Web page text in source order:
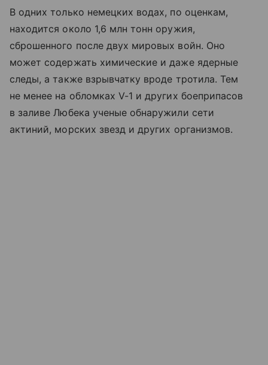
В одних только немецких водах, по оценкам,
находится около 1,6 млн тонн оружия,
сброшенного после двух мировых войн. Оно
может содержать химические и даже ядерные
следы, а также взрывчатку вроде тротила. Тем
не менее на обломках V-1 и других боеприпасов
в заливе Любека ученые обнаружили сети
актиний, морских звезд и других организмов.